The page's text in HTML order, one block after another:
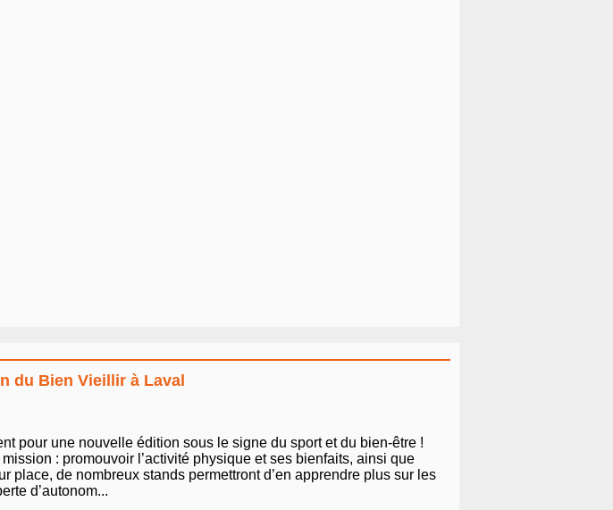
du Bien Vieillir à Laval
pour une nouvelle édition sous le signe du sport et du bien-être !
: promouvoir l’activité physique et ses bienfaits, ainsi que
place, de nombreux stands permettront d’en apprendre plus sur les
d’autonom...